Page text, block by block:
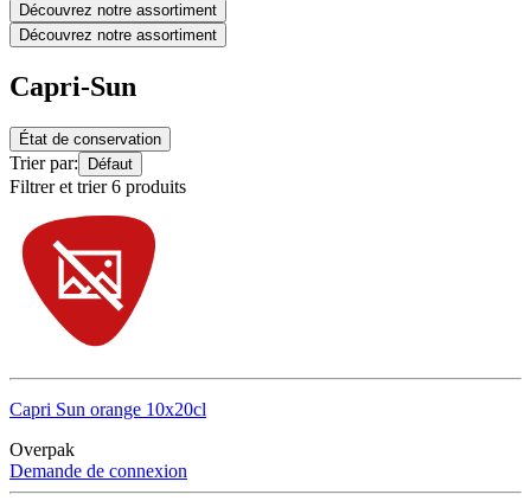
Découvrez notre assortiment
Découvrez notre assortiment
Capri-Sun
État de conservation
Trier par: Défaut
Filtrer et trier 6 produits
Capri Sun orange 10x20cl
Overpak
Demande de connexion